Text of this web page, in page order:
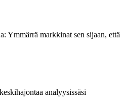
Ymmärrä markkinat sen sijaan, että
analyysissäsi